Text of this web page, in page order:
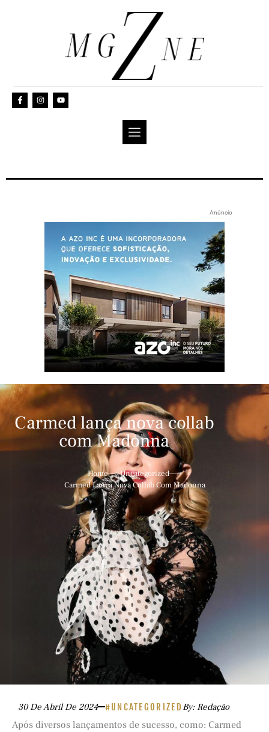
Anúncio
Carmed lança nova collab
com Madonna
Home
Uncategorized
Carmed Lança Nova Collab Com Madonna
30 De Abril De 2024 #UNCATEGORIZED By: Redação
Após diversos lançamentos de sucesso, como: Carmed